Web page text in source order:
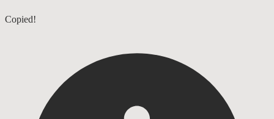
2 Crónicas 26
Copied!